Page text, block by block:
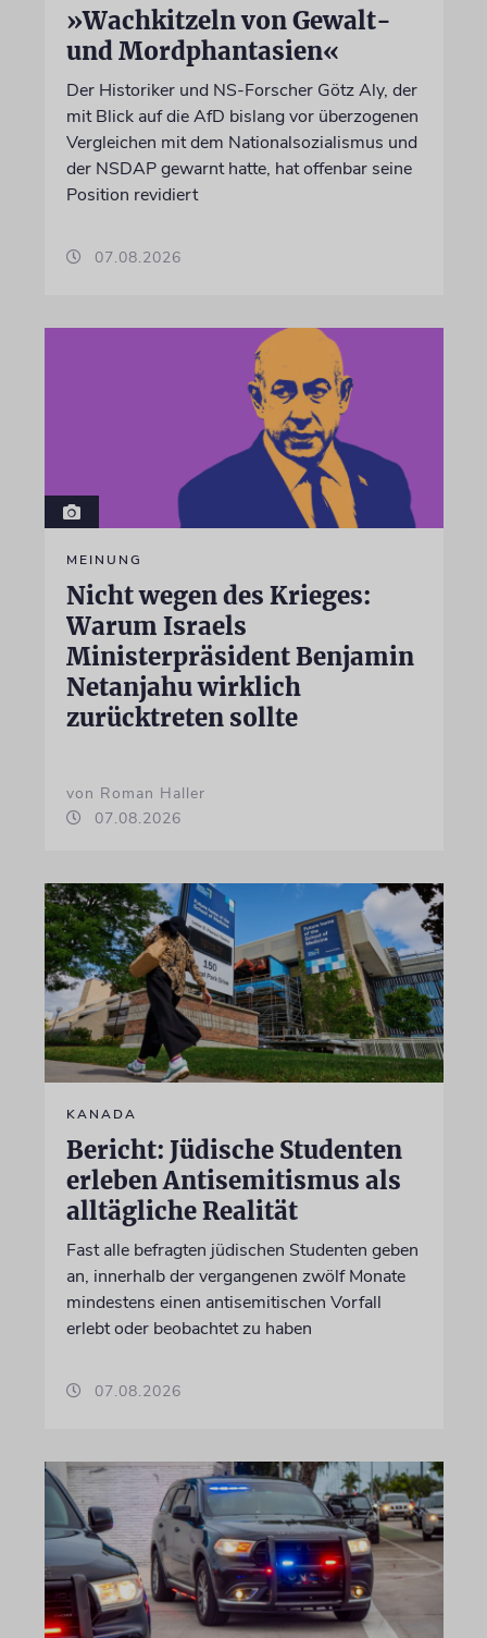
»Wachkitzeln von Gewalt-
und Mordphantasien«
Der Historiker und NS-Forscher Götz Aly, der
mit Blick auf die AfD bislang vor überzogenen
Vergleichen mit dem Nationalsozialismus und
der NSDAP gewarnt hatte, hat offenbar seine
Position revidiert
07.08.2026
MEINUNG
Nicht wegen des Krieges:
Warum Israels
Ministerpräsident Benjamin
Netanjahu wirklich
zurücktreten sollte
von Roman Haller
07.08.2026
KANADA
Bericht: Jüdische Studenten
erleben Antisemitismus als
alltägliche Realität
Fast alle befragten jüdischen Studenten geben
an, innerhalb der vergangenen zwölf Monate
mindestens einen antisemitischen Vorfall
erlebt oder beobachtet zu haben
07.08.2026